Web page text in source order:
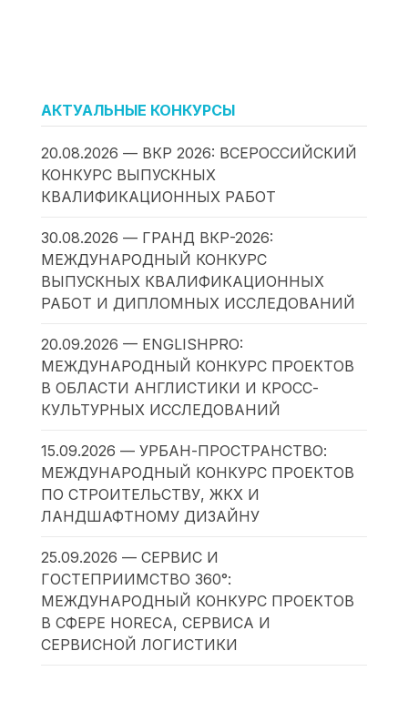
АКТУАЛЬНЫЕ КОНКУРСЫ
20.08.2026 — ВКР 2026: ВСЕРОССИЙСКИЙ
КОНКУРС ВЫПУСКНЫХ
КВАЛИФИКАЦИОННЫХ РАБОТ
30.08.2026 — ГРАНД ВКР-2026:
МЕЖДУНАРОДНЫЙ КОНКУРС
ВЫПУСКНЫХ КВАЛИФИКАЦИОННЫХ
РАБОТ И ДИПЛОМНЫХ ИССЛЕДОВАНИЙ
20.09.2026 — ENGLISHPRO:
МЕЖДУНАРОДНЫЙ КОНКУРС ПРОЕКТОВ
В ОБЛАСТИ АНГЛИСТИКИ И КРОСС-
КУЛЬТУРНЫХ ИССЛЕДОВАНИЙ
15.09.2026 — УРБАН-ПРОСТРАНСТВО:
МЕЖДУНАРОДНЫЙ КОНКУРС ПРОЕКТОВ
ПО СТРОИТЕЛЬСТВУ, ЖКХ И
ЛАНДШАФТНОМУ ДИЗАЙНУ
25.09.2026 — СЕРВИС И
ГОСТЕПРИИМСТВО 360°:
МЕЖДУНАРОДНЫЙ КОНКУРС ПРОЕКТОВ
В СФЕРЕ HORECA, СЕРВИСА И
СЕРВИСНОЙ ЛОГИСТИКИ